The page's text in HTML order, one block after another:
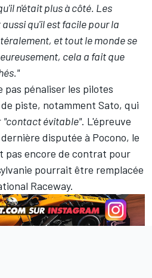
n'était plus à côté. Les
qu'il est facile pour la
et tout le monde se
cela a fait que
pas pénaliser les pilotes
piste, notamment Sato, qui
"contact évitable". L'épreuve
disputée à Pocono, le
pas encore de contrat pour
pourrait être remplacée
Raceway.